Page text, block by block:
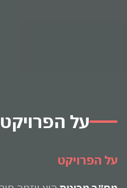
על הפרויקט
על הפרויקט